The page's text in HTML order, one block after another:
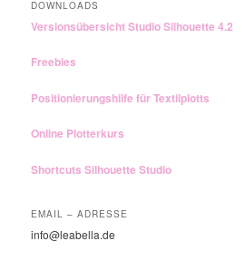
DOWNLOADS
Versionsübersicht Studio Silhouette 4.2
Freebies
Positionierungshilfe für Textilplotts
Online Plotterkurs
Shortcuts Silhouette Studio
EMAIL – ADRESSE
info@leabella.de